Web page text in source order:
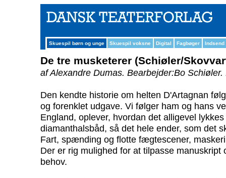
Skuespil børn og unge Skuespil voksne Digital Fagbøger Indsend
De tre musketerer (Schiøler/
af Alexandre Dumas. Bearbejder:Bo Schiøler.
Den kendte historie om helten D'Artagnan
og forenklet udgave. Vi følger ham og hans
England, oplever, hvordan det alligevel
diamanthalsbåd, så det hele ender, som det
Fart, spænding og flotte fægtescener,
Der er rig mulighed for at tilpasse manuskript
behov.